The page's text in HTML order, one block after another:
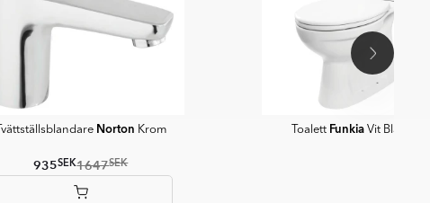
Tvättställsblandare Norton Krom
935SEK1647SEK
Toalett FunkiaVit Blank S-